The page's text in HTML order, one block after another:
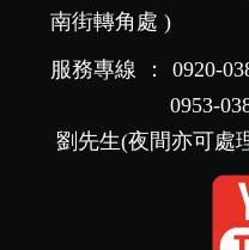
南街轉角處 )
服務專線
：
0920-
0953-
劉先生(夜間亦可處